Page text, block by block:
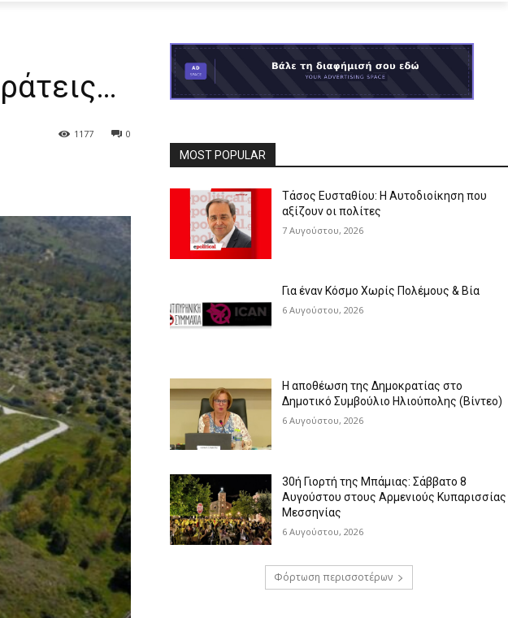
0
1177
MOST POPULAR
Τάσος Ευσταθίου: Η Αυτοδιοίκηση που
αξίζουν οι πολίτες
7 Αυγούστου, 2026
Για έναν Κόσμο Χωρίς Πολέμους & Βία
6 Αυγούστου, 2026
Η αποθέωση της Δημοκρατίας στο
Δημοτικό Συμβούλιο Ηλιούπολης (Βίντεο)
6 Αυγούστου, 2026
30ή Γιορτή της Μπάμιας: Σάββατο 8
Αυγούστου στους Αρμενιούς Κυπαρισσίας
Μεσσηνίας
6 Αυγούστου, 2026
Φόρτωση περισσοτέρων